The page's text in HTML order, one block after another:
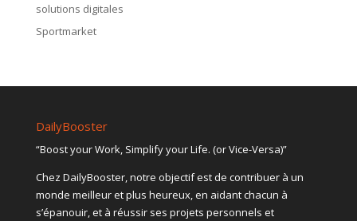
solutions digitales
Sportmarket
DailyBooster
“Boost your Work, Simplify your Life. (or Vice-Versa)”
Chez DailyBooster, notre objectif est de contribuer à un
monde meilleur et plus heureux, en aidant chacun à
s’épanouir, et à réussir ses projets personnels et